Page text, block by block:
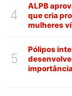
4
ALPB
que cria
mulheres
5
Pólipos